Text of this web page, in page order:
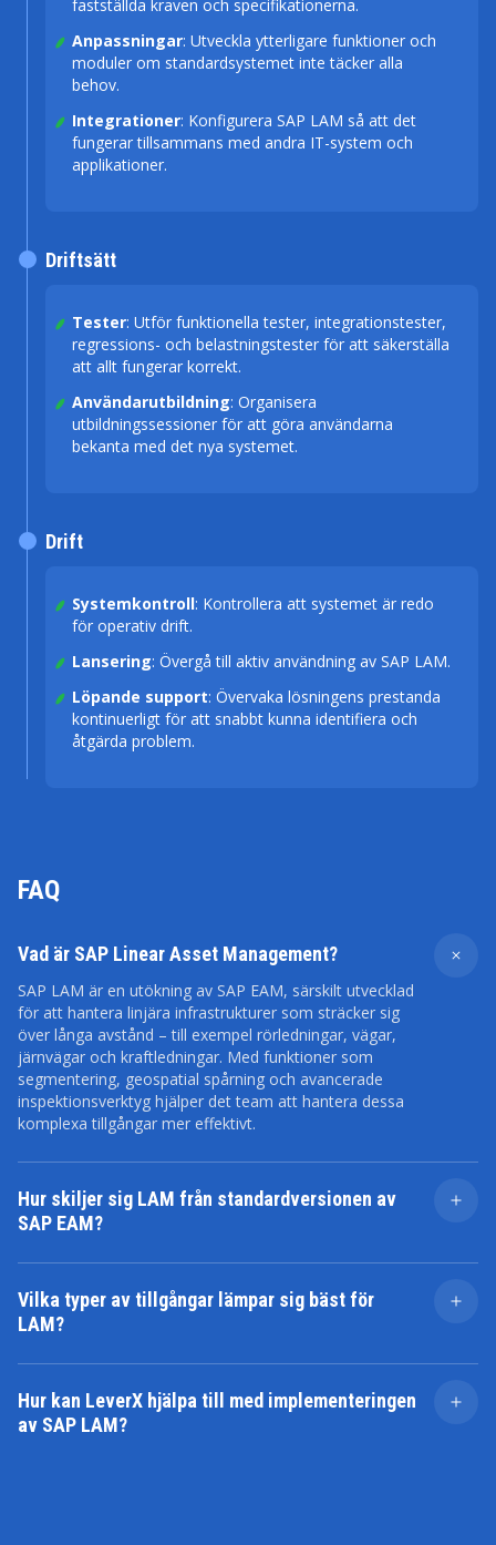
fastställda kraven och specifikationerna.
Anpassningar: Utveckla ytterligare funktioner och
moduler om standardsystemet inte täcker alla
behov.
Integrationer: Konfigurera SAP LAM så att det
fungerar tillsammans med andra IT-system och
applikationer.
Tester: Utför funktionella tester, integrationstester,
regressions- och belastningstester för att säkerställa
att allt fungerar korrekt.
Användarutbildning: Organisera
utbildningssessioner för att göra användarna
bekanta med det nya systemet.
Driftsätt
Systemkontroll: Kontrollera att systemet är redo
för operativ drift.
Lansering: Övergå till aktiv användning av SAP LAM.
Löpande support: Övervaka lösningens prestanda
kontinuerligt för att snabbt kunna identifiera och
åtgärda problem.
Drift
FAQ
Vad är SAP Linear Asset Management?
SAP LAM är en utökning av SAP EAM, särskilt utvecklad
för att hantera linjära infrastrukturer som sträcker sig
över långa avstånd – till exempel rörledningar, vägar,
järnvägar och kraftledningar. Med funktioner som
segmentering, geospatial spårning och avancerade
inspektionsverktyg hjälper det team att hantera dessa
komplexa tillgångar mer effektivt.
Hur skiljer sig LAM från standardversionen av
SAP EAM?
SAP EAM hanterar ett brett spektrum av tillgångar, men
infrastruktur. Det stöder bland annat linjär
referenshantering, GIS-integration och planering
Vilka typer av tillgångar lämpar sig bäst för
LAM?
SAP LAM passar bäst för tillgångar som har en linjär
och elledningar.
Hur kan LeverX hjälpa till med implementeringen
av SAP LAM?